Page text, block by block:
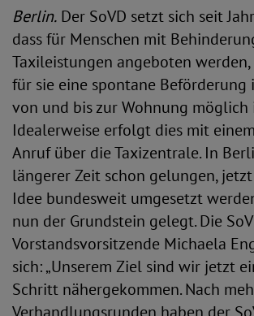
Berlin. Der SoVD setzt sich seit
dass für Menschen mit
Taxileistungen angeboten
für sie eine spontane
von und bis zur Wohnung möglich
Idealerweise erfolgt dies mit
Anruf über die Taxizentrale. In
längerer Zeit schon gelungen,
Idee bundesweit umgesetzt
nun der Grundstein gelegt. Die
Vorstandsvorsitzende Michaela
sich: „Unserem Ziel sind wir jetzt
Schritt nähergekommen. Nach